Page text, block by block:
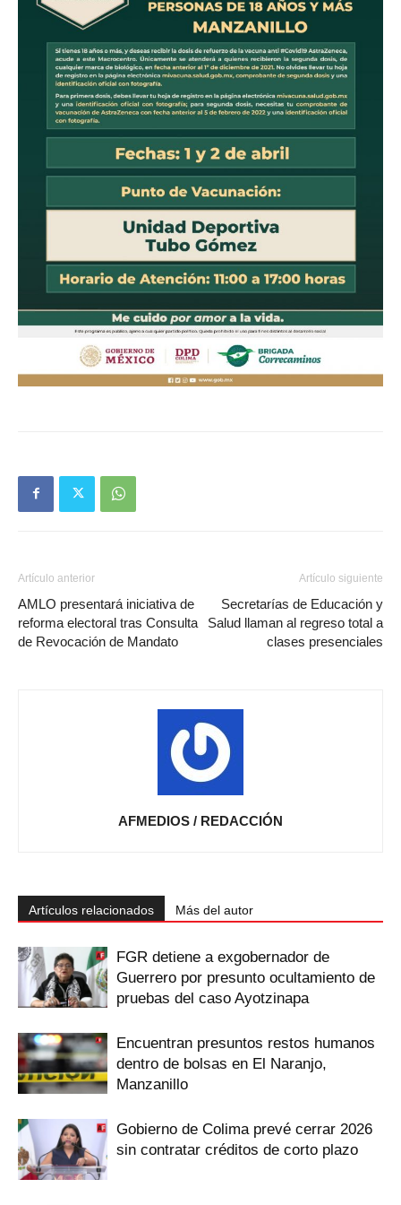
Artículo anterior
AMLO presentará iniciativa de
reforma electoral tras Consulta
de Revocación de Mandato
Artículo siguiente
Secretarías de Educación y
Salud llaman al regreso total a
clases presenciales
AFMEDIOS / REDACCIÓN
Artículos relacionados Más del autor
FGR detiene a exgobernador de
Guerrero por presunto ocultamiento de
pruebas del caso Ayotzinapa
Encuentran presuntos restos humanos
dentro de bolsas en El Naranjo,
Manzanillo
Gobierno de Colima prevé cerrar 2026
sin contratar créditos de corto plazo